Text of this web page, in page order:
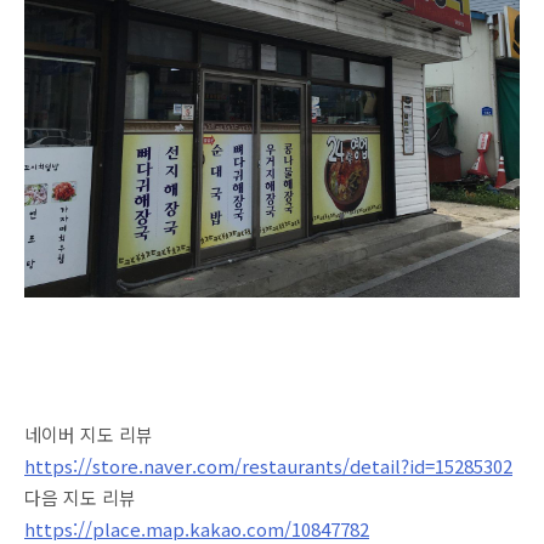
네이버 지도 리뷰
https://store.naver.com/restaurants/detail?id=15285302
다음 지도 리뷰
https://place.map.kakao.com/10847782